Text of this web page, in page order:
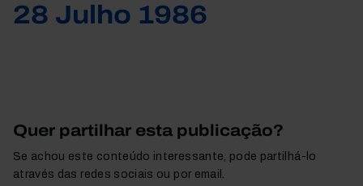
28 Julho 1986
Quer partilhar esta publicação?
Se achou este conteúdo interessante, pode partilhá-lo
através das redes sociais ou por email.